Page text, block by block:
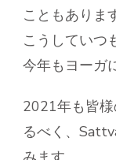
こともありま
こうしていつ
今年もヨーガ
2021年も皆
るべく、